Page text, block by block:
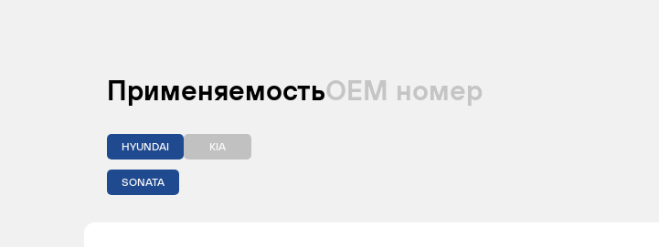
ПрименяемостьОЕМ номер
HYUNDAI KIA
SONATA